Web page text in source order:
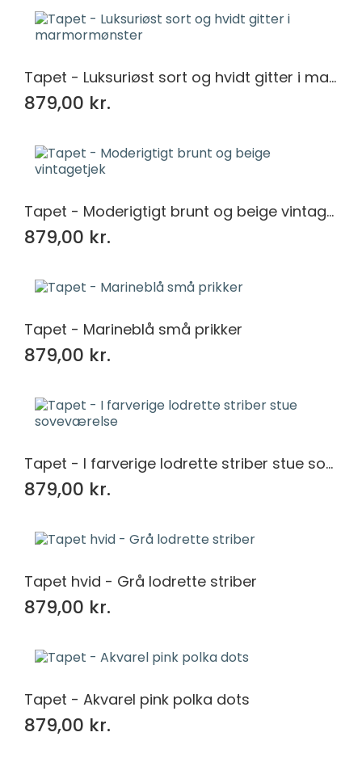
Tapet - Luksuriøst sort og hvidt gitter i marmormønster
879,00 kr.
Tapet - Moderigtigt brunt og beige vintagetjek
879,00 kr.
Tapet - Marineblå små prikker
879,00 kr.
Tapet - I farverige lodrette striber stue soveværelse
879,00 kr.
Tapet hvid - Grå lodrette striber
879,00 kr.
Tapet - Akvarel pink polka dots
879,00 kr.